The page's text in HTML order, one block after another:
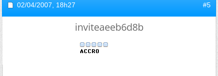
02/04/2007, 18h27 #5
inviteaeeb6d8b